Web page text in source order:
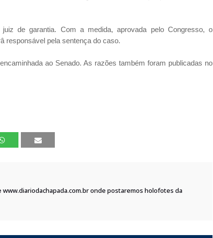
de garantia. Com a medida, aprovada pelo Congresso, o
responsável pela sentença do caso.
ao Senado. As razões também foram publicadas no
onde postaremos holofotes da